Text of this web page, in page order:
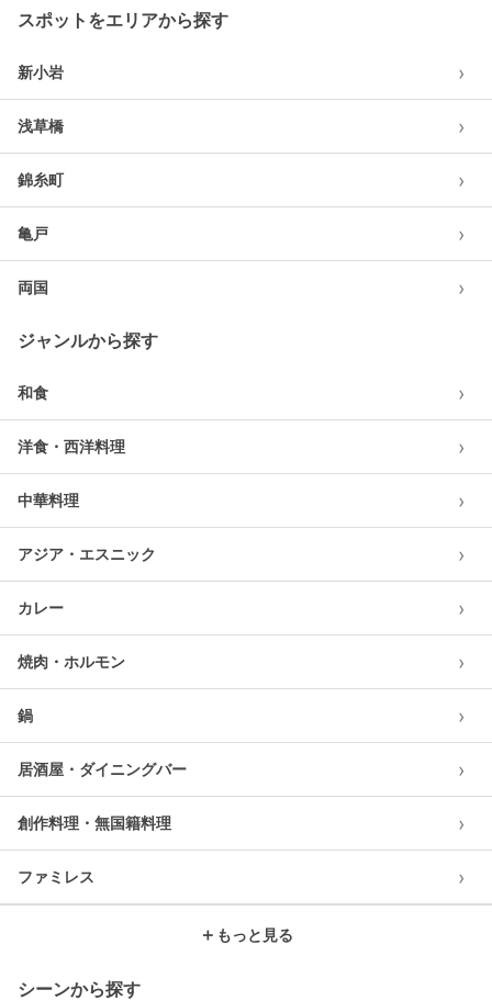
スポットをエリアから探す
新小岩 ›
浅草橋 ›
錦糸町 ›
亀戸 ›
両国 ›
ジャンルから探す
和食 ›
洋食・西洋料理 ›
中華料理 ›
アジア・エスニック ›
カレー ›
焼肉・ホルモン ›
鍋 ›
居酒屋・ダイニングバー ›
創作料理・無国籍料理 ›
ファミレス ›
＋ もっと見る
シーンから探す